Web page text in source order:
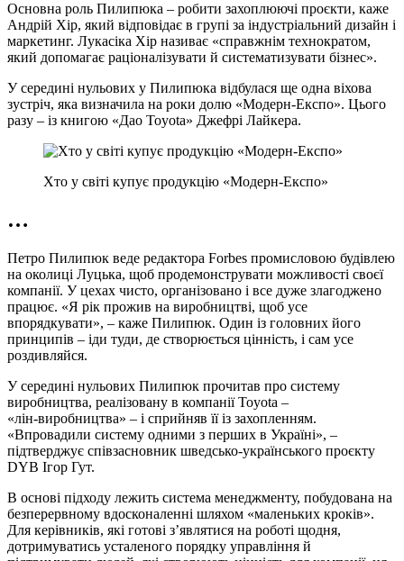
Основна роль Пилипюка – робити захоплюючі проєкти, каже
Андрій Хір, який відповідає в групі за індустріальний дизайн і
маркетинг. Лукасіка Хір називає «справжнім технократом,
який допомагає раціоналізувати й систематизувати бізнес».
У середині нульових у Пилипюка відбулася ще одна віхова
зустріч, яка визначила на роки долю «Модерн‑Експо». Цього
разу – із книгою «Дао Toyota» Джефрі Лайкера.
Хто у світі купує продукцію «Модерн‑Експо»
…
Петро Пилипюк веде редактора Forbes промисловою будівлею
на околиці Луцька, щоб продемонструвати можливості своєї
компанії. У цехах чисто, організовано і все дуже злагоджено
працює. «Я рік прожив на виробництві, щоб усе
впорядкувати», – каже Пилипюк. Один із головних його
принципів – іди туди, де створюється цінність, і сам усе
роздивляйся.
У середині нульових Пилипюк прочитав про систему
виробництва, реалізовану в компанії Toyota –
«лін‑виробництва» – і сприйняв її із захопленням.
«Впровадили систему одними з перших в Україні», –
підтверджує співзасновник шведсько‑українського проєкту
DYB Ігор Гут.
В основі підходу лежить система менеджменту, побудована на
безперервному вдосконаленні шляхом «маленьких кроків».
Для керівників, які готові зʼявлятися на роботі щодня,
дотримуватись усталеного порядку управління й